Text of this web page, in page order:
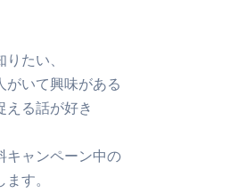
たい、
がいて興味がある
える話が好き
キャンペーン中の
す。